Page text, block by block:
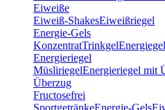
Eiweiße
Eiweiß-ShakesEiweißriegel
Energie-Gels
KonzentratTrinkgel
Energieriegel
MüsliriegelEnergieriegel mit
Überzug
Fructosefrei
SportgetränkeEnergie-Gels